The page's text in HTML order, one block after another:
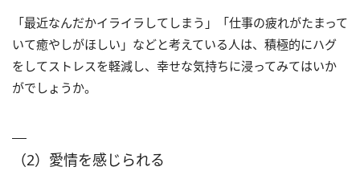
「最近なんだかイライラしてしまう」「仕事の疲れがたまって
いて癒やしがほしい」などと考えている人は、積極的にハグ
をしてストレスを軽減し、幸せな気持ちに浸ってみてはいか
がでしょうか。
（2）愛情を感じられる